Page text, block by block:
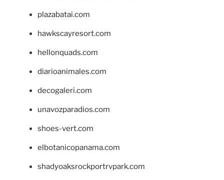
plazabatai.com
hawkscayresort.com
hellonquads.com
diarioanimales.com
decogaleri.com
unavozparadios.com
shoes-vert.com
elbotanicopanama.com
shadyoaksrockportrvpark.com